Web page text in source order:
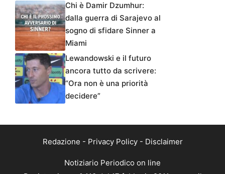
Chi è Damir Dzumhur:
dalla guerra di Sarajevo al
sogno di sfidare Sinner a
Miami
Lewandowski e il futuro
ancora tutto da scrivere:
“Ora non è una priorità
decidere”
Redazione - Privacy Policy- Disclaimer
Notiziario Periodico on line